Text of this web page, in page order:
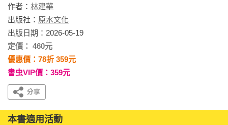
作者： 林建華
出版社： 原水文化
出版日期：2026-05-19
定價： 460元
優惠價：78折 359元
書虫VIP價：359元
本書適用活動